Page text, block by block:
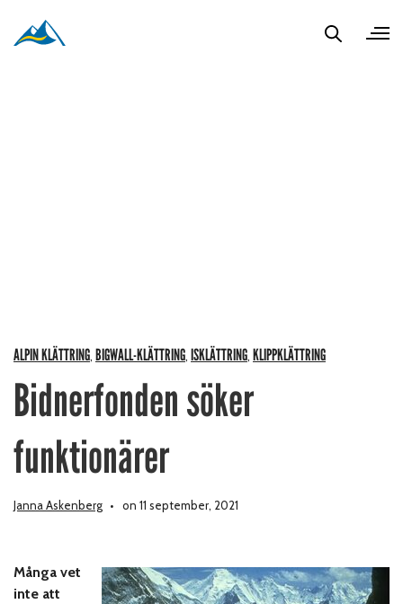
ALPIN KLÄTTRING, BIGWALL-KLÄTTRING, ISKLÄTTRING, KLIPPKLÄTTRING
Bidnerfonden söker
funktionärer
Janna Askenberg on 11 september, 2021
Många vet
inte att